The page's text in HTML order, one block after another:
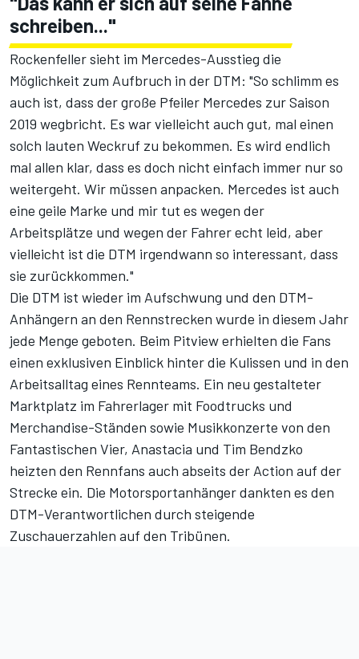
schreiben..."
Rockenfeller sieht im Mercedes-Ausstieg die
Möglichkeit zum Aufbruch in der DTM: "So schlimm es
auch ist, dass der große Pfeiler Mercedes zur Saison
2019 wegbricht. Es war vielleicht auch gut, mal einen
solch lauten Weckruf zu bekommen. Es wird endlich
mal allen klar, dass es doch nicht einfach immer nur so
weitergeht. Wir müssen anpacken. Mercedes ist auch
eine geile Marke und mir tut es wegen der
Arbeitsplätze und wegen der Fahrer echt leid, aber
vielleicht ist die DTM irgendwann so interessant, dass
sie zurückkommen."
Die DTM ist wieder im Aufschwung und den DTM-
Anhängern an den Rennstrecken wurde in diesem Jahr
jede Menge geboten. Beim Pitview erhielten die Fans
einen exklusiven Einblick hinter die Kulissen und in den
Arbeitsalltag eines Rennteams. Ein neu gestalteter
Marktplatz im Fahrerlager mit Foodtrucks und
Merchandise-Ständen sowie Musikkonzerte von den
Fantastischen Vier, Anastacia und Tim Bendzko
heizten den Rennfans auch abseits der Action auf der
Strecke ein. Die Motorsportanhänger dankten es den
DTM-Verantwortlichen durch steigende
Zuschauerzahlen auf den Tribünen.